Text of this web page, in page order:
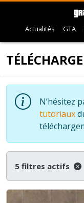
Actualités GTA
N’hésitez
tutoriaux
5 filtres actifs